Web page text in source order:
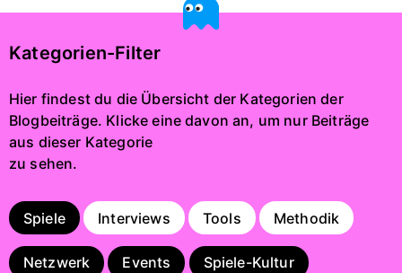
Kategorien-Filter
Hier findest du die Übersicht der Kategorien der
Blogbeiträge. Klicke eine davon an, um nur Beiträge
aus dieser Kategorie
zu sehen.
Spiele Interviews Tools Methodik
Netzwerk Events Spiele-Kultur